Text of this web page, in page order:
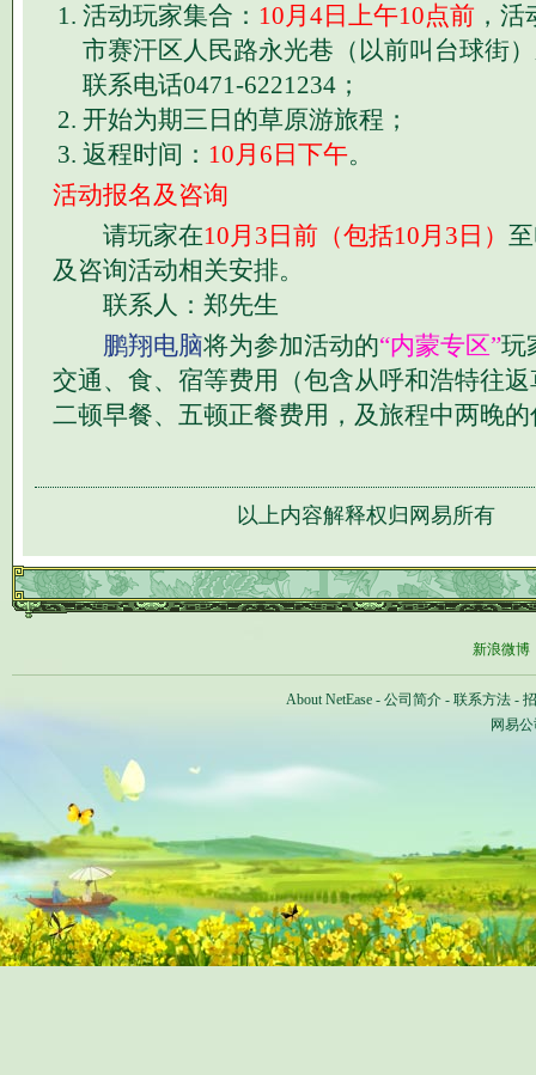
活动玩家集合： 10月4日上午10点前 ，
市赛汗区人民路永光巷（以前叫台球街
联系电话0471-6221234；
开始为期三日的草原游旅程；
返程时间： 10月6日下午。
活动报名及咨询
请玩家在10月3日前（包括10月3日）
及咨询活动相关安排。
联系人：郑先生
鹏翔电脑将为参加活动的“内蒙专区”玩
交通、食、宿等费用（包含从呼和浩特往
二顿早餐、五顿正餐费用，及旅程中两晚
以上内容解释权归网易所有
新浪微博
About NetEase - 公司简介 - 联系方法 -
网易